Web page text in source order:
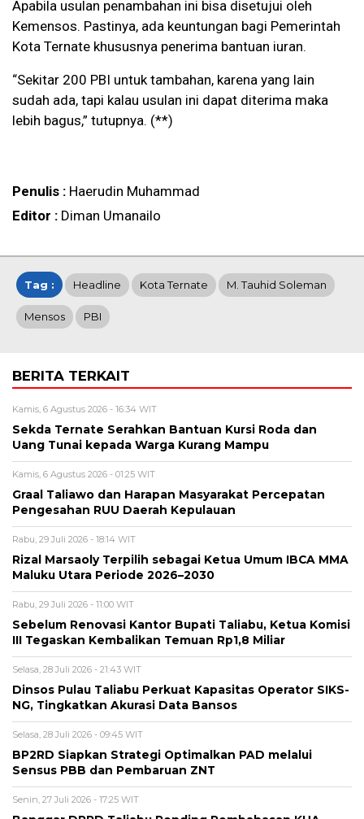
Apabila usulan penambahan ini bisa disetujui oleh
Kemensos. Pastinya, ada keuntungan bagi Pemerintah
Kota Ternate khususnya penerima bantuan iuran.
“Sekitar 200 PBI untuk tambahan, karena yang lain
sudah ada, tapi kalau usulan ini dapat diterima maka
lebih bagus,” tutupnya. (**)
Penulis : Haerudin Muhammad
Editor : Diman Umanailo
Tag : Headline Kota Ternate M. Tauhid Soleman
Mensos PBI
BERITA TERKAIT
Kamis, 6 Agustus 2026 - 16:34 WIT
Sekda Ternate Serahkan Bantuan Kursi Roda dan
Uang Tunai kepada Warga Kurang Mampu
Kamis, 6 Agustus 2026 - 01:25 WIT
Graal Taliawo dan Harapan Masyarakat Percepatan
Pengesahan RUU Daerah Kepulauan
Rabu, 29 Juli 2026 - 18:14 WIT
Rizal Marsaoly Terpilih sebagai Ketua Umum IBCA MMA
Maluku Utara Periode 2026–2030
Rabu, 29 Juli 2026 - 11:00 WIT
Sebelum Renovasi Kantor Bupati Taliabu, Ketua Komisi
III Tegaskan Kembalikan Temuan Rp1,8 Miliar
Selasa, 28 Juli 2026 - 21:43 WIT
Dinsos Pulau Taliabu Perkuat Kapasitas Operator SIKS-
NG, Tingkatkan Akurasi Data Bansos
Selasa, 28 Juli 2026 - 09:45 WIT
BP2RD Siapkan Strategi Optimalkan PAD melalui
Sensus PBB dan Pembaruan ZNT
Senin, 27 Juli 2026 - 17:25 WIT